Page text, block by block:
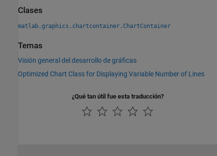
Clases
matlab.graphics.chartcontainer.ChartContainer
Temas
Visión general del desarrollo de gráficas
Optimized Chart Class for Displaying Variable Number of Lines
¿Qué tan útil fue esta traducción?